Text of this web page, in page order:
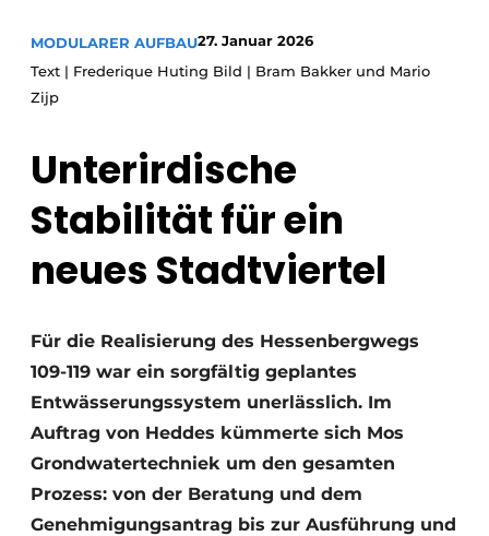
Datenschutz / Cookie-Erklärung
Freie Stellen
Videos
Modularer Aufbau
MODULARER AUFBAU27. Januar 2026
Text | Frederique Huting Bild | Bram Bakker und Mario
Zijp
Unterirdische
Stabilität für ein
neues Stadtviertel
Für die Realisierung des Hessenbergwegs
109-119 war ein sorgfältig geplantes
Entwässerungssystem unerlässlich. Im
Auftrag von Heddes kümmerte sich Mos
Grondwatertechniek um den gesamten
Prozess: von der Beratung und dem
Genehmigungsantrag bis zur Ausführung und